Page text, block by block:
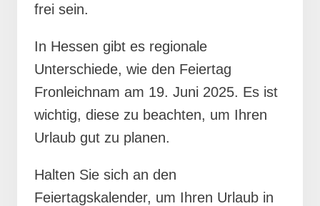
frei sein.
In Hessen gibt es regionale
Unterschiede, wie den Feiertag
Fronleichnam am 19. Juni 2025. Es ist
wichtig, diese zu beachten, um Ihren
Urlaub gut zu planen.
Halten Sie sich an den
Feiertagskalender, um Ihren Urlaub in